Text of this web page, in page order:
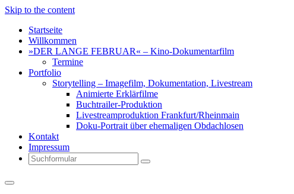
Skip to the content
Startseite
Willkommen
»DER LANGE FEBRUAR« – Kino-Dokumentarfilm
Termine
Portfolio
Storytelling – Imagefilm, Dokumentation, Livestream
Animierte Erklärfilme
Buchtrailer-Produktion
Livestreamproduktion Frankfurt/Rheinmain
Doku-Portrait über ehemaligen Obdachlosen
Kontakt
Impressum
Search